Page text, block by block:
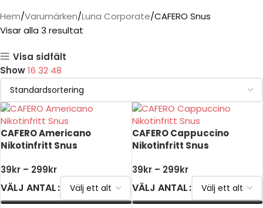
Hem Varumärken Luna Corporate CAFERO Snus
Visar alla 3 resultat
Visa sidfält
Show16 32 48
CAFERO Americano
Nikotinfritt Snus
39kr – 299kr
VÄLJ ANTAL
CAFERO Cappuccino
Nikotinfritt Snus
39kr – 299kr
VÄLJ ANTAL